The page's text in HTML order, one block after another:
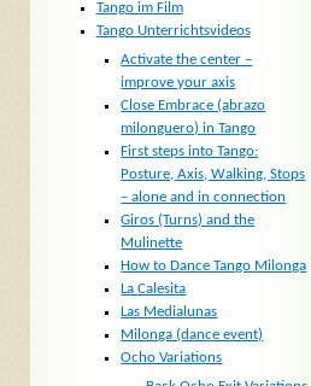
Tango im Film
Tango Unterrichtsvideos
Activate the center –
improve your axis
Close Embrace (abrazo
milonguero) in Tango
First steps into Tango:
Posture, Axis, Walking, Stops
– alone and in connection
Giros (Turns) and the
Mulinette
How to Dance Tango Milonga
La Calesita
Las Medialunas
Milonga (dance event)
Ocho Variations